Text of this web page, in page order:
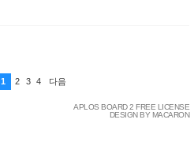
1 2 3 4 다음
APLOS BOARD 2 FREE LICENSE
DESIGN BY MACARON